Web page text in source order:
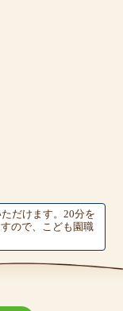
だけます。20分を
ので、こども園職